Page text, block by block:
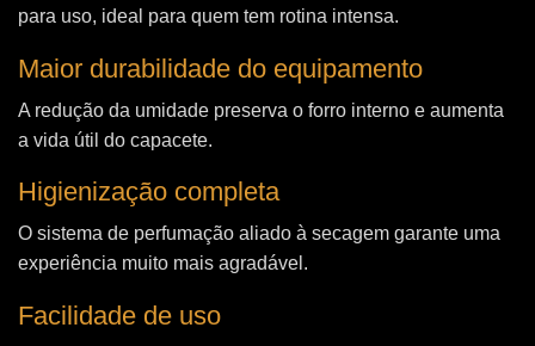
para uso, ideal para quem tem rotina intensa.
Maior durabilidade do equipamento
A redução da umidade preserva o forro interno e aumenta
a vida útil do capacete.
Higienização completa
O sistema de perfumação aliado à secagem garante uma
experiência muito mais agradável.
Facilidade de uso